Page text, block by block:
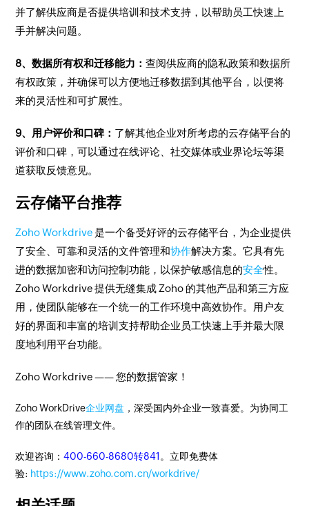
并了解供应商是否提供培训和技术支持，以帮助员工快速上
手并解决问题。
8、数据所有权和迁移能力：查阅供应商的隐私政策和数据所
有权政策，并确保可以方便地迁移数据到其他平台，以便将
来的灵活性和可扩展性。
9、用户评价和口碑： 了解其他企业对所考虑的云存储平台的
评价和口碑，可以通过在线评论、社交媒体或业界论坛等渠
道获取反馈意见。
云存储平台推荐
Zoho Workdrive是一个备受好评的云存储平台，为企业提供
了安全、可靠和灵活的文件管理和协作解决方案。它具有先
进的数据加密和访问控制功能，以保护敏感信息的安全性。
Zoho Workdrive 提供无缝集成 Zoho 的其他产品和第三方应
用，使团队能够在一个统一的工作环境中高效协作。用户友
好的界面和丰富的培训支持帮助企业员工快速上手并最大限
度地利用平台功能。
Zoho Workdrive —— 您的数据管家！
Zoho WorkDrive企业网盘 ，深受国内外企业一致喜爱。为协同工
作的团队在线管理文件。
欢迎咨询：400-660-8680转841 。立即免费体
验: https://www.zoho.com.cn/workdrive/